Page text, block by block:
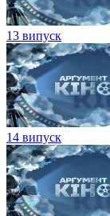
13 випуск
14 випуск